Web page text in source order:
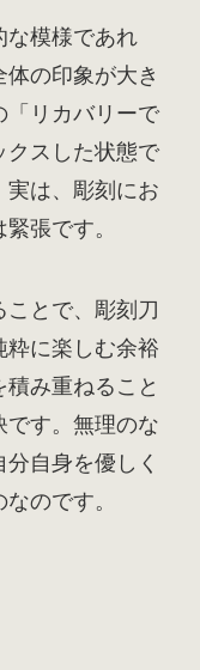
な模様であれ
の印象が大き
「リカバリーで
クスした状態で
実は、彫刻にお
張です。
とで、彫刻刀
粋に楽しむ余裕
み重ねること
です。無理のな
自身を優しく
のです。